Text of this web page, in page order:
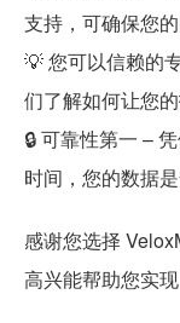
支持，可确保您
💡 您可以信赖的
们了解如何让您的
🔒 可靠性第一 –
时间，您的数据
感谢您选择
高兴能帮助您实